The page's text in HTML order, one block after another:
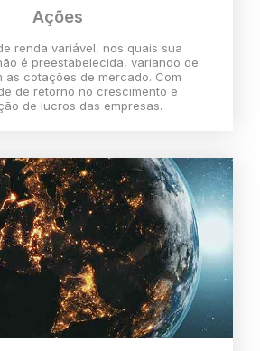
Ações
renda variável, nos quais sua
é preestabelecida, variando de
as cotações de mercado. Com
de retorno no crescimento e
de lucros das empresas.